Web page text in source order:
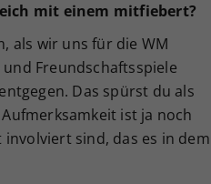
mit einem mitfiebert?
als wir uns für die WM
Freundschaftsspiele
Das spürst du als
ist ja noch
sind, das es in dem